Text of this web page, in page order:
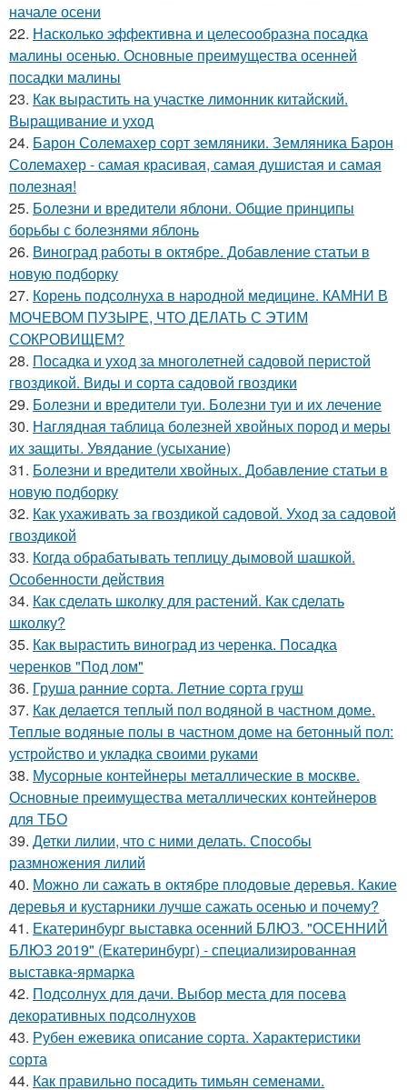
начале осени
22. Насколько эффективна и целесообразна посадка
малины осенью. Основные преимущества осенней
посадки малины
23. Как вырастить на участке лимонник китайский.
Выращивание и уход
24. Барон Солемахер сорт земляники. Земляника Барон
Солемахер - самая красивая, самая душистая и самая
полезная!
25. Болезни и вредители яблони. Общие принципы
борьбы с болезнями яблонь
26. Виноград работы в октябре. Добавление статьи в
новую подборку
27. Корень подсолнуха в народной медицине. КАМНИ В
МОЧЕВОМ ПУЗЫРЕ, ЧТО ДЕЛАТЬ С ЭТИМ
СОКРОВИЩЕМ?
28. Посадка и уход за многолетней садовой перистой
гвоздикой. Виды и сорта садовой гвоздики
29. Болезни и вредители туи. Болезни туи и их лечение
30. Наглядная таблица болезней хвойных пород и меры
их защиты. Увядание (усыхание)
31. Болезни и вредители хвойных. Добавление статьи в
новую подборку
32. Как ухаживать за гвоздикой садовой. Уход за садовой
гвоздикой
33. Когда обрабатывать теплицу дымовой шашкой.
Особенности действия
34. Как сделать школку для растений. Как сделать
школку?
35. Как вырастить виноград из черенка. Посадка
черенков "Под лом"
36. Груша ранние сорта. Летние сорта груш
37. Как делается теплый пол водяной в частном доме.
Теплые водяные полы в частном доме на бетонный пол:
устройство и укладка своими руками
38. Мусорные контейнеры металлические в москве.
Основные преимущества металлических контейнеров
для ТБО
39. Детки лилии, что с ними делать. Способы
размножения лилий
40. Можно ли сажать в октябре плодовые деревья. Какие
деревья и кустарники лучше сажать осенью и почему?
41. Екатеринбург выставка осенний БЛЮЗ. "ОСЕННИЙ
БЛЮЗ 2019" (Екатеринбург) - специализированная
выставка-ярмарка
42. Подсолнух для дачи. Выбор места для посева
декоративных подсолнухов
43. Рубен ежевика описание сорта. Характеристики
сорта
44. Как правильно посадить тимьян семенами.